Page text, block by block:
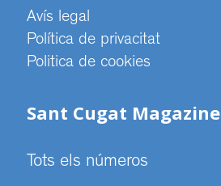
Avís legal
Política de privacitat
Politica de cookies
Sant Cugat Magazine
Tots els números